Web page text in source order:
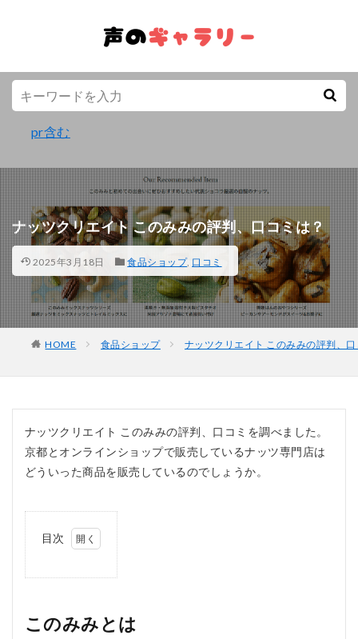
pr含む
ナッツクリエイト このみみの評判、口コミは？
2025年3月18日 食品ショップ, 口コミ
HOME 食品ショップ ナッツクリエイト このみみの評判、
ナッツクリエイト このみみの評判、口コミを調べました。
京都とオンラインショップで販売しているナッツ専門店は
どういった商品を販売しているのでしょうか。
目次
み
と
このみみとは